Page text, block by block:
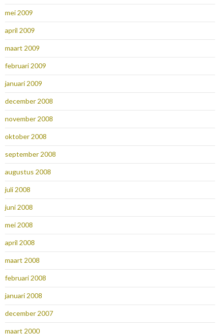
mei 2009
april 2009
maart 2009
februari 2009
januari 2009
december 2008
november 2008
oktober 2008
september 2008
augustus 2008
juli 2008
juni 2008
mei 2008
april 2008
maart 2008
februari 2008
januari 2008
december 2007
maart 2000